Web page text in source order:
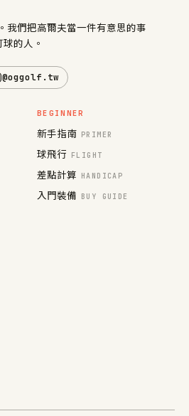
我們把高爾夫當一件有意思的事
的人。
@oggolf.tw
BEGINNER
新手指南 PRIMER
球飛行 FLIGHT
差點計算 HANDICAP
入門裝備 BUY GUIDE